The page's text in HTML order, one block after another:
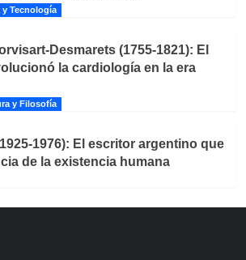
y Tecnología
Desmarets (1755-1821): El
la cardiología en la era
y Filosofía
1976): El escritor argentino que
de la existencia humana